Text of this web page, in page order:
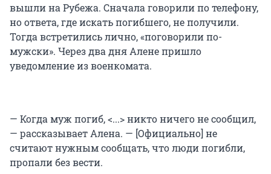
вышли на Рубежа. Сначала говорили по телефону,
но ответа, где искать погибшего, не получили.
Тогда встретились лично, «поговорили по-
мужски». Через два дня Алене пришло
уведомление из военкомата.
— Когда муж погиб, <...> никто ничего не сообщил,
— рассказывает Алена. — [Официально] не
считают нужным сообщать, что люди погибли,
пропали без вести.